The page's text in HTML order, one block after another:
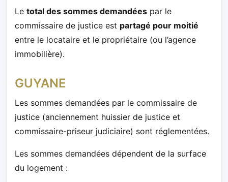
Le total des sommes demandées par le
commissaire de justice est partagé pour moitié
entre le locataire et le propriétaire (ou l’agence
immobilière).
GUYANE
Les sommes demandées par le commissaire de
justice (anciennement huissier de justice et
commissaire-priseur judiciaire) sont réglementées.
Les sommes demandées dépendent de la surface
du logement :